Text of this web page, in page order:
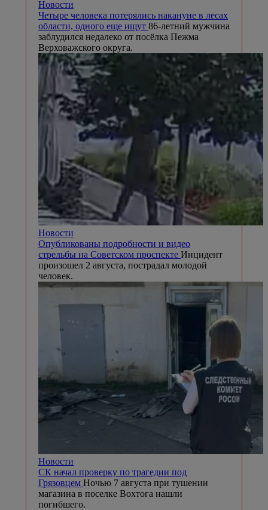
Новости
Четыре человека потерялись накануне в лесах
области, одного еще ищут 86-летний мужчина
заблудился недалеко от посёлка Пежма
Верховажского округа.
Новости
Опубликованы подробности и видео
стрельбы на Советском проспекте Инцидент
произошел 2 августа, пострадал молодой
человек.
Новости
СК начал проверку по трагедии под
Грязовцем Ночью 7 августа при тушении
магазина в поселке Вохтога нашли
погибшего.